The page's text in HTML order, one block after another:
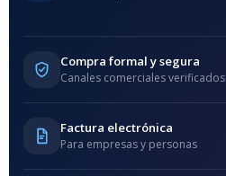
Compra formal y segura
Canales comerciales verificados
Factura electrónica
Para empresas y personas